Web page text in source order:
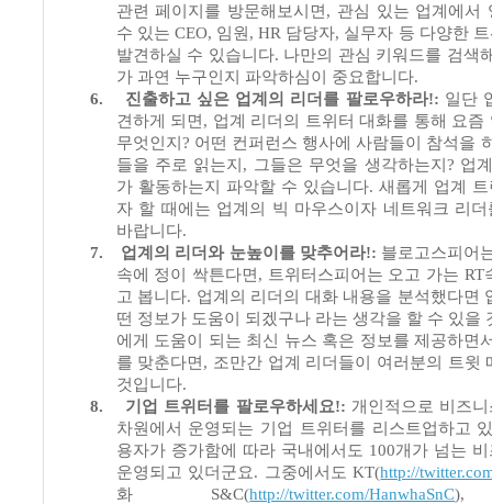
관련 페이지를 방문해보시면 , 관심 있는 업계에서
수 있는 CEO, 임원 , HR 담당자, 실무자 등 다양한
발견하실 수 있습니다. 나만의 관심 키워드를 검색
가 과연 누구인지 파악하심이 중요합니다.
6.
진출하고 싶은 업계의 리더를 팔로우하라!: 일단
견하게 되면 , 업계 리더의 트위터 대화를 통해 요즘
무엇인지 ? 어떤 컨퍼런스 행사에 사람들이 참석을
들을 주로 읽는지 , 그들은 무엇을 생각하는지 ? 업
가 활동하는지 파악할 수 있습니다. 새롭게 업계
자 할 때에는 업계의 빅 마우스이자 네트워크 리
바랍니다.
7.
업계의 리더와 눈높이를 맞추어라!: 블로고스피어
속에 정이 싹튼다면 , 트위터스피어는 오고 가는 RT
고 봅니다. 업계의 리더의 대화 내용을 분석했다면
떤 정보가 도움이 되겠구나 라는 생각을 할 수 있을
에게 도움이 되는 최신 뉴스 혹은 정보를 제공하면
를 맞춘다면 , 조만간 업계 리더들이 여러분의 트윗
것입니다.
8.
기업 트위터를 팔로우하세요!: 개인적으로 비즈
차원에서 운영되는 기업 트위터를 리스트업하고
용자가 증가함에 따라 국내에서도 100개가 넘는
운영되고 있더군요. 그중에서도 KT(http://
화S&C(http://twitter.com/HanwhaSnC